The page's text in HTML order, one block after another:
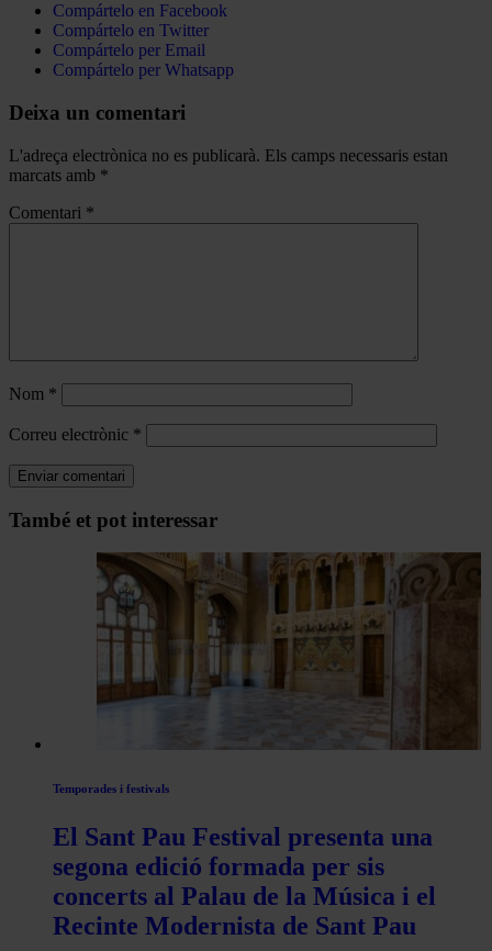
Compártelo en Facebook
Compártelo en Twitter
Compártelo per Email
Compártelo per Whatsapp
Deixa un comentari
L'adreça electrònica no es publicarà. Els camps necessaris estan
marcats amb *
Comentari *
Nom *
Correu electrònic *
Navegar
També et pot interessar
Temporades i festivals
El Sant Pau Festival presenta una
segona edició formada per sis
concerts al Palau de la Música i el
Recinte Modernista de Sant Pau